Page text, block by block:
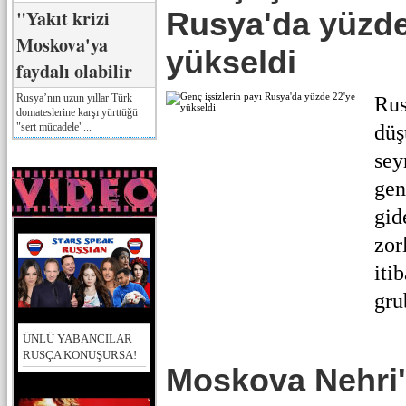
"Yakıt krizi
Moskova'ya
faydalı olabilir
Rusya’nın uzun yıllar Türk
domateslerine karşı yürttüğü
"sert mücadele"...
ÜNLÜ YABANCILAR
RUSÇA KONUŞURSA!
Rusya'da
yükseldi
Moskova